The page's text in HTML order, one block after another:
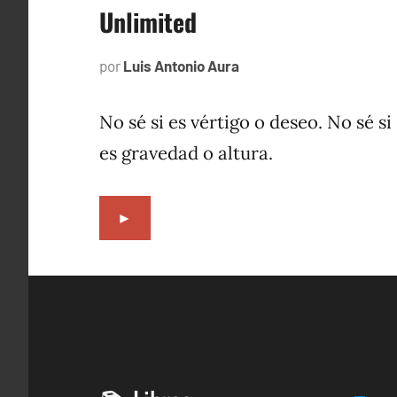
Unlimited
por Luis Antonio Aura
2023
No sé si es vértigo o deseo. No sé si
es gravedad o altura.
►